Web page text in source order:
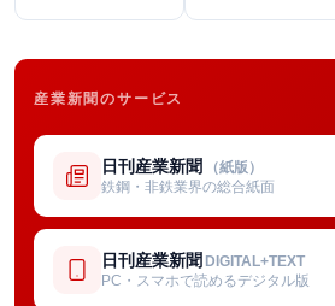
産業新聞のサービス
日刊産業新聞 （紙版）
鉄鋼・非鉄業界の総合紙面
日刊産業新聞 DIGITAL+TEXT
PC・スマホで読めるデジタル版